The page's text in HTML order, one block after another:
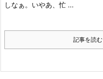
しなぁ。 いやあ、忙 ...
記事を読む